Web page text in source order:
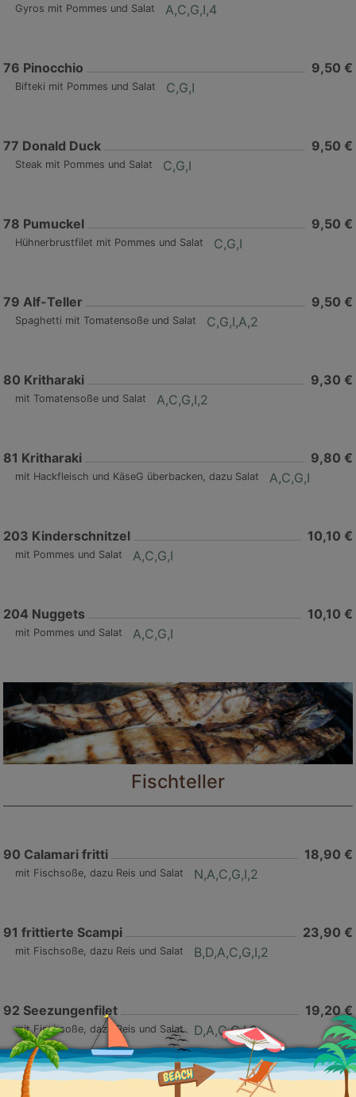
Gyros mit Pommes und Salat A,C,G,I,4
76 Pinocchio 9,50 €
Bifteki mit Pommes und Salat C,G,I
77 Donald Duck 9,50 €
Steak mit Pommes und Salat C,G,I
78 Pumuckel 9,50 €
Hühnerbrustfilet mit Pommes und Salat C,G,I
79 Alf-Teller 9,50 €
Spaghetti mit Tomatensoße und Salat C,G,I,A,2
80 Kritharaki 9,30 €
mit Tomatensoße und Salat A,C,G,I,2
81 Kritharaki 9,80 €
mit Hackfleisch und KäseG überbacken, dazu Salat A,C,G,I
203 Kinderschnitzel 10,10 €
mit Pommes und Salat A,C,G,I
204 Nuggets 10,10 €
mit Pommes und Salat A,C,G,I
Fischteller
90 Calamari fritti 18,90 €
mit Fischsoße, dazu Reis und Salat N,A,C,G,I,2
91 frittierte Scampi 23,90 €
mit Fischsoße, dazu Reis und Salat B,D,A,C,G,I,2
92 Seezungenfilet 19,20 €
mit Fischsoße, dazu Reis und Salat D,A,C,G,I,2
93Fischplatte 24,20 €